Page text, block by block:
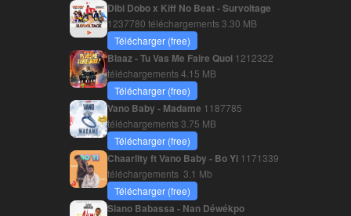
Dibi Dobo x Kiff No Beat - Survoltage
1237780 téléchargements3.30 MB
Télécharger (free)
Blaaz - Tu Vas Me Faire Quoi 1212322
téléchargements4.15 MB
Télécharger (free)
Vano Baby - Madame 1187785
téléchargements3.75 MB
Télécharger (free)
Chaarlity ft Vano Baby - Bo Yi 1171339
téléchargements 3.1 Mb
Télécharger (free)
Siano Babassa - Nan Déwékpo